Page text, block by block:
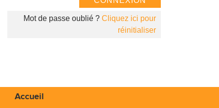
Mot de passe oublié ? Cliquez ici pour
réinitialiser
Accueil